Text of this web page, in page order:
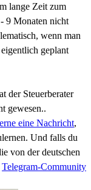
lange Zeit zum
9 Monaten nicht
wenn man
geplant
der Steuerberater
gewesen..
eine Nachricht,
Und falls du
von der deutschen
Telegram-Community